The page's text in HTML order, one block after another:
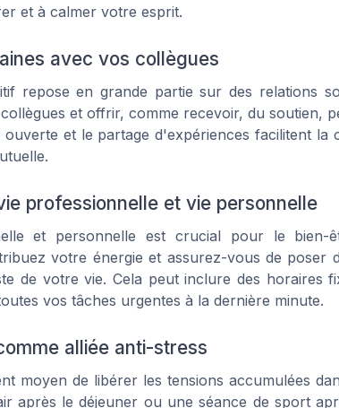
et à calmer votre esprit.
avec vos collègues
repose en grande partie sur des relations
et offrir, comme recevoir, du soutien,
et le partage d'expériences facilitent la
professionnelle et vie personnelle
et personnelle est crucial pour le bien-
votre énergie et assurez-vous de poser
de votre vie. Cela peut inclure des horaires
vos tâches urgentes à la dernière minute.
alliée anti-stress
moyen de libérer les tensions accumulées
après le déjeuner ou une séance de sport